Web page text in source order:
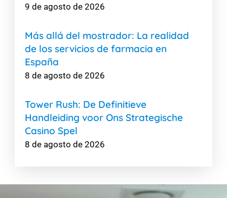
9 de agosto de 2026
Más allá del mostrador: La realidad
de los servicios de farmacia en
España
8 de agosto de 2026
Tower Rush: De Definitieve
Handleiding voor Ons Strategische
Casino Spel
8 de agosto de 2026